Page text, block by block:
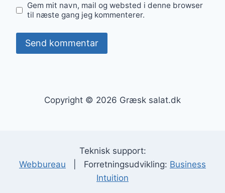
Gem mit navn, mail og websted i denne browser
til næste gang jeg kommenterer.
Copyright © 2026 Græsk salat.dk
Teknisk support:
Webbureau | Forretningsudvikling: Business
Intuition